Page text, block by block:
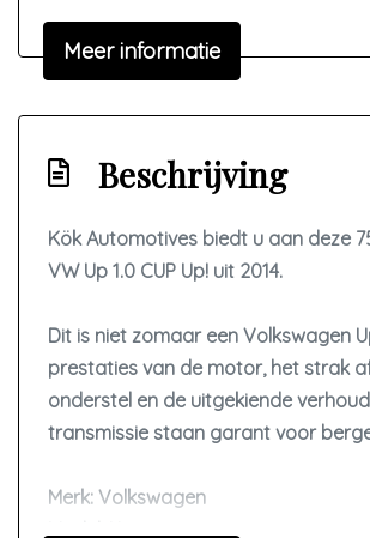
Interieur
Bestuurdersstoel in hoogte
Lederen versnellingspook
Stuur verstelbaar
Stuurbekrachtiging
Voorstoelen verwarmd
Meer informatie
Beschrijving
Kök Automotives biedt u aan deze
VW Up 1.0 CUP Up! uit 2014.
Dit is niet zomaar een Volkswagen
prestaties van de motor, het strak
onderstel en de uitgekiende
transmissie staan garant voor
Merk: Volkswagen
Model: Up